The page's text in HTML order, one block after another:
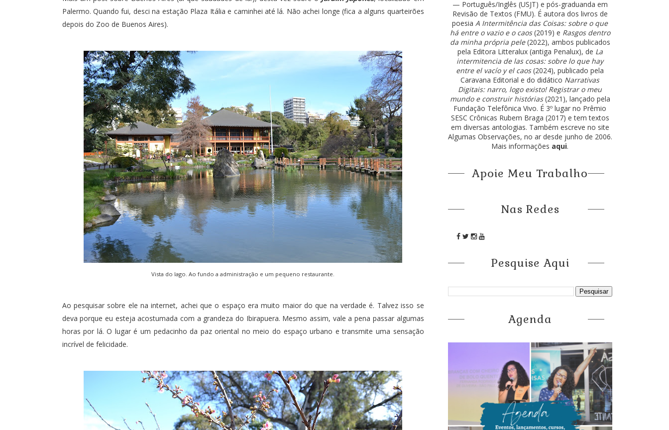
Palermo. Quando fui, desci na estação Plaza Itália e caminhei até lá. Não achei longe (fica a alguns quarteirões
depois do Zoo de Buenos Aires).
Vista do lago. Ao fundo a administração e um pequeno restaurante.
Ao pesquisar sobre ele na internet, achei que o espaço era muito maior do que na verdade é. Talvez isso se
deva porque eu esteja acostumada com a grandeza do Ibirapuera. Mesmo assim, vale a pena passar algumas
horas por lá. O lugar é um pedacinho da paz oriental no meio do espaço urbano e transmite uma sensação
incrível de felicidade.
— Português/Inglês (USJT) e pós-graduanda em
Revisão de Textos (FMU). É autora dos livros de
poesia A Intermitência das Coisas: sobre o que
há entre o vazio e o caos(2019) e Rasgos dentro
da minha própria pele(2022), ambos publicados
pela Editora Litteralux (antiga Penalux), de La
intermitencia de las cosas: sobre lo que hay
entre el vacío y el caos(2024), publicado pela
Caravana Editorial e do didático Narrativas
Digitais: narro, logo existo! Registrar o meu
mundo e construir histórias(2021), lançado pela
Fundação Telefônica Vivo. É 3º lugar no Prêmio
SESC Crônicas Rubem Braga (2017) e tem textos
em diversas antologias. Também escreve no site
Algumas Observações, no ar desde junho de 2006.
Mais informações aqui.
Apoie Meu Trabalho
Nas Redes
Pesquise Aqui
Agenda